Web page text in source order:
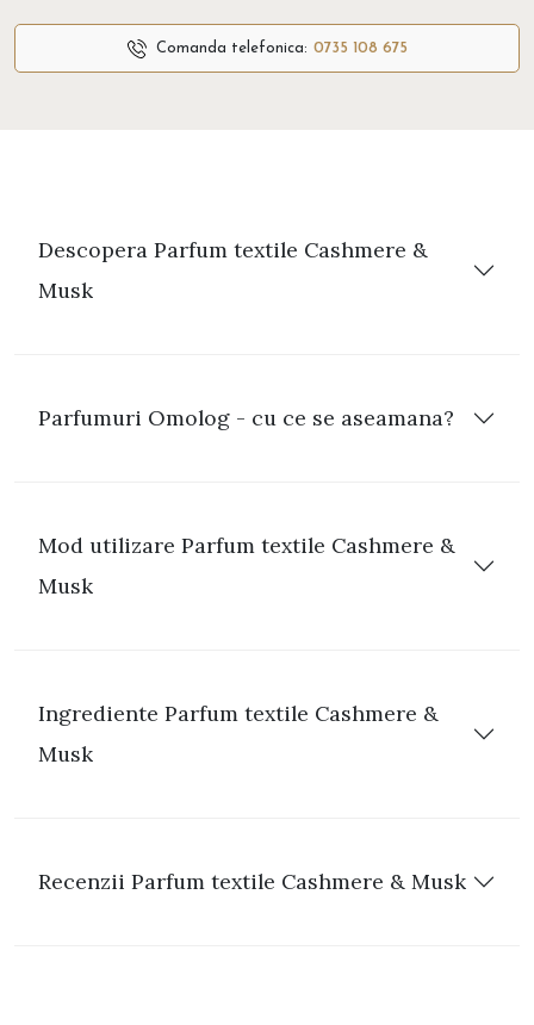
Comanda telefonica: 0735 108 675
Descopera Parfum textile Cashmere &
Musk
Parfumuri Omolog - cu ce se aseamana?
Mod utilizare Parfum textile Cashmere &
Musk
Ingrediente Parfum textile Cashmere &
Musk
Recenzii Parfum textile Cashmere & Musk